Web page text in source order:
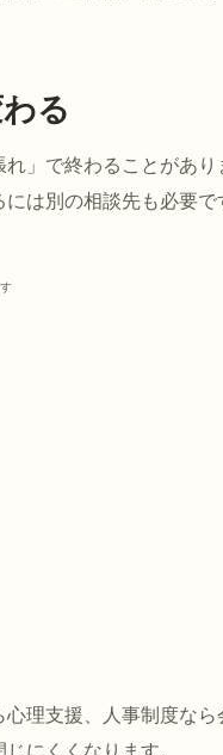
る
」で終わることがあり
は別の相談先も必要で
理支援、人事制度なら
にくくなります。